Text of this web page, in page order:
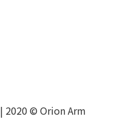
| 2020 © Orion Arm